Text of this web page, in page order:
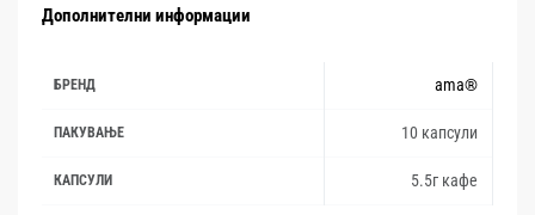
Дополнителни информации
БРЕНД ama®
ПАКУВАЊЕ 10 капсули
КАПСУЛИ 5.5г кафе